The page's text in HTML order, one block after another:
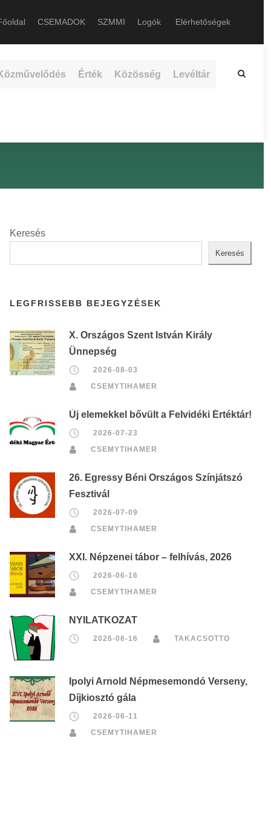
CSEMADOK SZMMI Logók Elérhetőségek
Érték Közösség Levéltár
Keresés
Keresés
LEGFRISSEBB BEJEGYZÉSEK
X. Országos Szent István Király
Ünnepség
2026-08-03
CSEMYTIHAMER
Új elemekkel bővült a Felvidéki Értéktár!
2026-07-23
CSEMYTIHAMER
26. Egressy Béni Országos Színjátszó
Fesztivál
2026-07-09
CSEMYTIHAMER
XXI. Népzenei tábor – felhívás, 2026
2026-06-16
CSEMYTIHAMER
NYILATKOZAT
2026-06-16 TAKACSOTTO
Ipolyi Arnold Népmesemondó Verseny,
Díjkiosztó gála
2026-06-11
CSEMYTIHAMER